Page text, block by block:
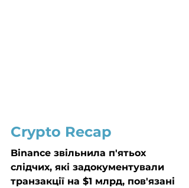
Crypto Recap
Binance звільнила п'ятьох
слідчих, які задокументували
транзакції на $1 млрд, пов'язані